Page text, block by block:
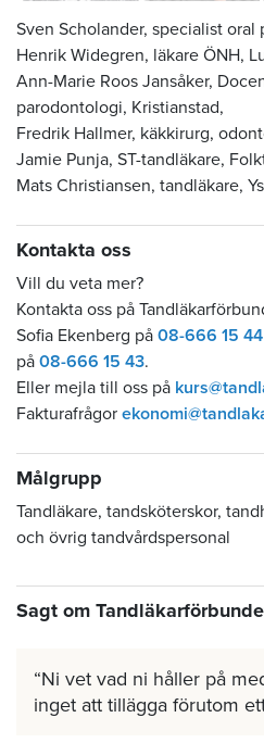
Sven Scholander, specialist oral
Henrik Widegren, läkare ÖNH,
Ann-Marie Roos Jansåker,
parodontologi, Kristianstad,
Fredrik Hallmer, käkkirurg,
Jamie Punja, ST-tandläkare,
Mats Christiansen, tandläkare,
Kontakta oss
Vill du veta mer?
Kontakta oss på
Sofia Ekenberg på 08-666 15 44
på 08-666 15 43.
Eller mejla till oss på
Fakturafrågor
Målgrupp
Tandläkare, tandsköterskor,
och övrig tandvårdspersonal
Sagt om
Ni vet vad ni håller på
inget att tillägga förutom